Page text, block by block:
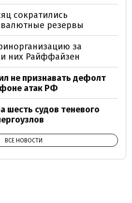
сократились
резервы
за
них Райффайзен
не признавать дефолт
атак РФ
шесть судов теневого
ВСЕ НОВОСТИ